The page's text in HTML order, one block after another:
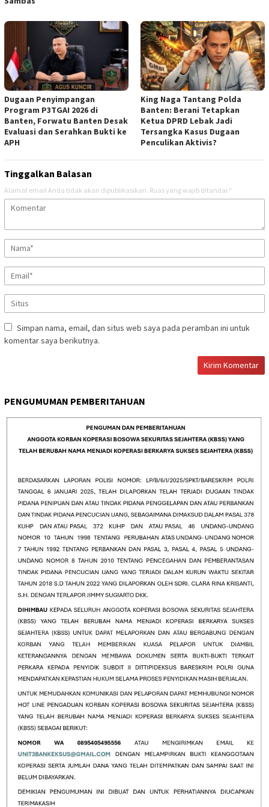
Dugaan Penyimpangan
Program P3TGAI 2026 di
Banten, Forwatu Banten Desak
Evaluasi dan Serahkan Bukti ke
APH
‎King Naga Tantang Polda
Banten: Berani Tetapkan
Ketua DPRD Lebak Jadi
Tersangka Kasus Dugaan
Penculikan Aktivis? ‎
Tinggalkan Balasan
Alamat email Anda tidak akan dipublikasikan. Ruas yang wajib ditandai *
Simpan nama, email, dan situs web saya pada peramban ini untuk
komentar saya berikutnya.
PENGUMUMAN PEMBERITAHUAN